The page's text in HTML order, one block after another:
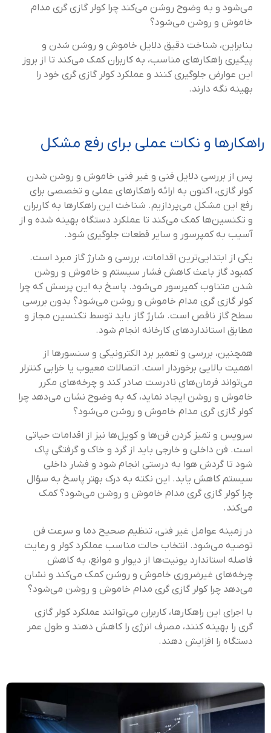
می‌شود و به وضوح روشن می‌کند چرا کولر گازی گری مدام
خاموش و روشن می‌شود؟
بنابراین، شناخت دقیق دلایل خاموش و روشن شدن و
پیگیری راهکارهای مناسب، به کاربران کمک می‌کند تا از بروز
این عوارض جلوگیری کنند و عملکرد کولر گازی گری خود را
بهینه نگه دارند.
راهکارها و نکات عملی برای رفع مشکل
پس از بررسی دلایل فنی و غیر فنی خاموش و روشن شدن
کولر گازی، اکنون به ارائه راهکارهای عملی و تخصصی برای
رفع این مشکل می‌پردازیم. شناخت این راهکارها به کاربران
و تکنسین‌ها کمک می‌کند تا عملکرد دستگاه بهینه شده و از
آسیب به کمپرسور و سایر قطعات جلوگیری شود.
یکی از ابتدایی‌ترین اقدامات، بررسی و شارژ گاز مبرد است.
کمبود گاز باعث کاهش فشار سیستم و خاموش و روشن
شدن متناوب کمپرسور می‌شود. پاسخ به این پرسش که چرا
کولر گازی گری مدام خاموش و روشن می‌شود؟ بدون بررسی
سطح گاز ناقص است. شارژ گاز باید توسط تکنسین مجاز و
مطابق استانداردهای کارخانه انجام شود.
همچنین، بررسی و تعمیر برد الکترونیکی و سنسورها از
اهمیت بالایی برخوردار است. اتصالات معیوب یا خرابی کنترلر
می‌تواند فرمان‌های نادرست صادر کند و چرخه‌های مکرر
خاموش و روشن ایجاد نماید، که به وضوح نشان می‌دهد چرا
کولر گازی گری مدام خاموش و روشن می‌شود؟
سرویس و تمیز کردن فن‌ها و کویل‌ها نیز از اقدامات حیاتی
است. فن داخلی و خارجی باید از گرد و خاک و گرفتگی پاک
شود تا گردش هوا به درستی انجام شود و فشار داخلی
سیستم کاهش یابد. این نکته به درک بهتر پاسخ به سؤال
چرا کولر گازی گری مدام خاموش و روشن می‌شود؟ کمک
می‌کند.
در زمینه عوامل غیر فنی، تنظیم صحیح دما و سرعت فن
توصیه می‌شود. انتخاب حالت مناسب عملکرد کولر و رعایت
فاصله استاندارد یونیت‌ها از دیوار و موانع، به کاهش
چرخه‌های غیرضروری خاموش و روشن کمک می‌کند و نشان
می‌دهد چرا کولر گازی گری مدام خاموش و روشن می‌شود؟
با اجرای این راهکارها، کاربران می‌توانند عملکرد کولر گازی
گری را بهینه کنند، مصرف انرژی را کاهش دهند و طول عمر
دستگاه را افزایش دهند.